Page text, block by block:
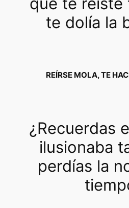
te dolía la
REÍRSE MOLA, TE
¿Recuerdas
ilusionaba
perdías la